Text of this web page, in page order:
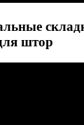
штор